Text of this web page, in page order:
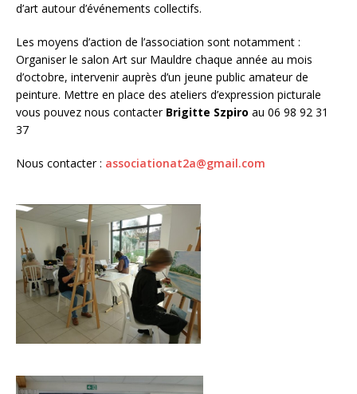
d’art autour d’événements collectifs.
Les moyens d’action de l’association sont notamment :
Organiser le salon Art sur Mauldre chaque année au mois
d’octobre, intervenir auprès d’un jeune public amateur de
peinture. Mettre en place des ateliers d’expression picturale
vous pouvez nous contacter Brigitte Szpiro au 06 98 92 31
37
Nous contacter : associationat2a@gmail.com